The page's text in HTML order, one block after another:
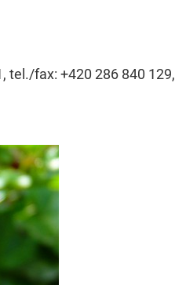
tel./fax: +420 286 840 129,